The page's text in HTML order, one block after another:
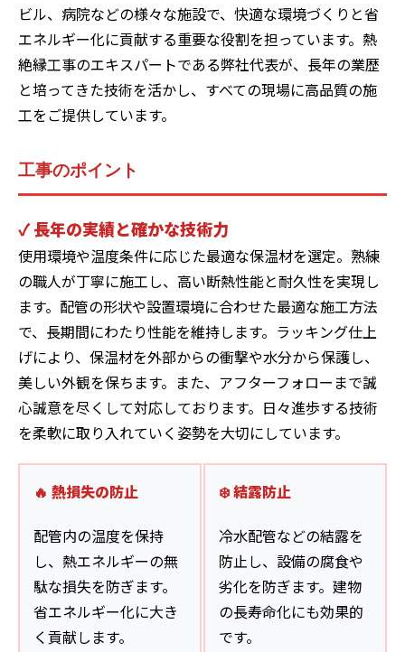
ビル、病院などの様々な施設で、快適な環境づくりと省
エネルギー化に貢献する重要な役割を担っています。熱
絶縁工事のエキスパートである弊社代表が、長年の業歴
と培ってきた技術を活かし、すべての現場に高品質の施
工をご提供しています。
工事のポイント
✓ 長年の実績と確かな技術力
使用環境や温度条件に応じた最適な保温材を選定。熟練
の職人が丁寧に施工し、高い断熱性能と耐久性を実現し
ます。配管の形状や設置環境に合わせた最適な施工方法
で、長期間にわたり性能を維持します。ラッキング仕上
げにより、保温材を外部からの衝撃や水分から保護し、
美しい外観を保ちます。また、アフターフォローまで誠
心誠意を尽くして対応しております。日々進歩する技術
を柔軟に取り入れていく姿勢を大切にしています。
🔥 熱損失の防止
配管内の温度を保持
し、熱エネルギーの無
駄な損失を防ぎます。
省エネルギー化に大き
く貢献します。
❄️ 結露防止
冷水配管などの結露を
防止し、設備の腐食や
劣化を防ぎます。建物
の長寿命化にも効果的
です。